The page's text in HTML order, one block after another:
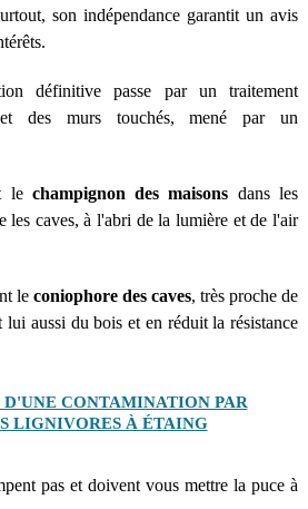
son indépendance garantit un avis
définitive passe par un traitement
des murs touchés, mené par un
le champignon des maisons dans les
les caves, à l'abri de la lumière et de l'air
le coniophore des caves, très proche de
aussi du bois et en réduit la résistance
D'UNE CONTAMINATION PAR
LIGNIVORES À ÉTAING
pas et doivent vous mettre la puce à